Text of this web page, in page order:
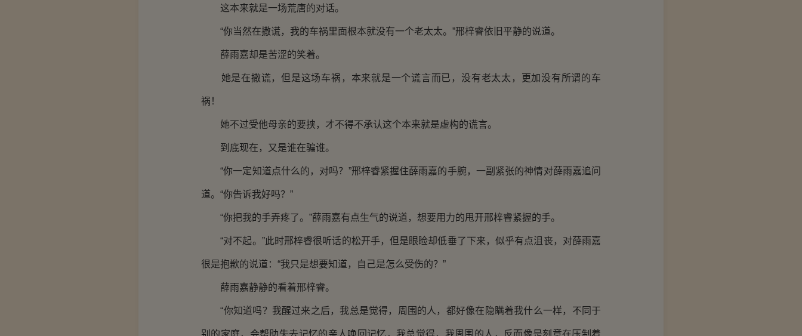
这本来就是一场荒唐的对话。
“你当然在撒谎，我的车祸里面根本就没有一个老太太。”邢梓睿依旧平静的说道。
薛雨嘉却是苦涩的笑着。
她是在撒谎，但是这场车祸，本来就是一个谎言而已，没有老太太，更加没有所谓的车
祸！
她不过受他母亲的要挟，才不得不承认这个本来就是虚构的谎言。
到底现在，又是谁在骗谁。
“你一定知道点什么的，对吗？”邢梓睿紧握住薛雨嘉的手腕，一副紧张的神情对薛雨嘉追问
道。“你告诉我好吗？”
“你把我的手弄疼了。”薛雨嘉有点生气的说道，想要用力的甩开邢梓睿紧握的手。
“对不起。”此时邢梓睿很听话的松开手，但是眼睑却低垂了下来，似乎有点沮丧，对薛雨嘉
很是抱歉的说道：“我只是想要知道，自己是怎么受伤的？”
薛雨嘉静静的看着邢梓睿。
“你知道吗？我醒过来之后，我总是觉得，周围的人，都好像在隐瞒着我什么一样，不同于
别的家庭，会帮助失去记忆的亲人唤回记忆，我总觉得，我周围的人，反而像是刻意在压制着